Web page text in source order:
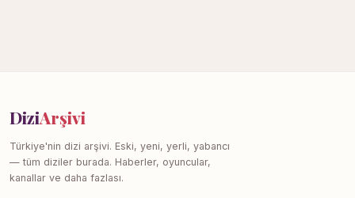
DiziArşivi
Türkiye'nin dizi arşivi. Eski, yeni, yerli, yabancı
— tüm diziler burada. Haberler, oyuncular,
kanallar ve daha fazlası.